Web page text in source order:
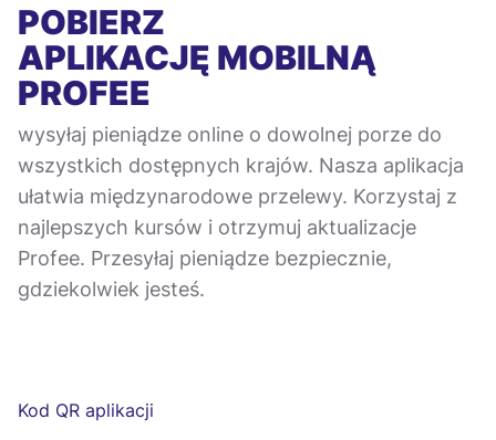
POBIERZ
APLIKACJĘ MOBILNĄ
PROFEE
wysyłaj pieniądze online o dowolnej porze do
wszystkich dostępnych krajów. Nasza aplikacja
ułatwia międzynarodowe przelewy. Korzystaj z
najlepszych kursów i otrzymuj aktualizacje
Profee. Przesyłaj pieniądze bezpiecznie,
gdziekolwiek jesteś.
Kod QR aplikacji